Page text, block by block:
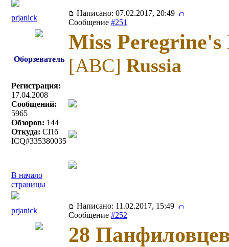
prjanick
Написано: 07.02.2017, 20:49
Сообщение #251
Оборзеватель
Регистрация:
17.04.2008
Сообщений:
5965
Обзоров: 144
Откуда: СПб
ICQ#335380035
Miss
[ABC] Russia
В начало
страницы
prjanick
Написано: 11.02.2017, 15:49
Сообщение #252
28